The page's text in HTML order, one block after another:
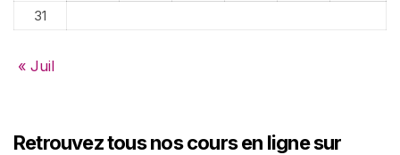
31
« Juil
Retrouvez tous nos cours en ligne sur